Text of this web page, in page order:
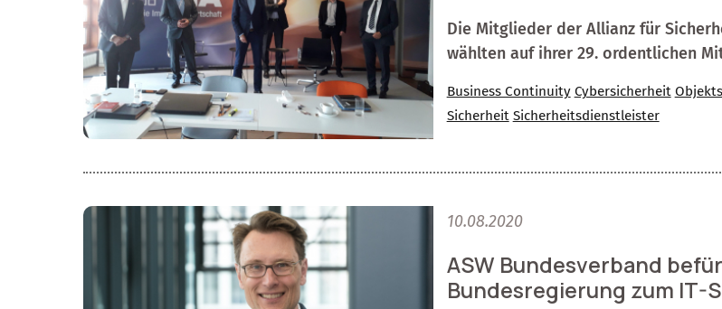
Die Mitglieder der Allianz für
wählten auf ihrer 29. ordentlichen
Business Continuity Cybersicherheit
Sicherheit Sicherheitsdienstleister
10.08.2020
ASW Bundesverband
Bundesregierung zum IT-